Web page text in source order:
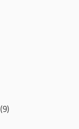
(9)